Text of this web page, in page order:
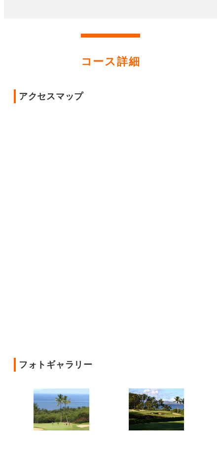
コース詳細
アクセスマップ
フォトギャラリー